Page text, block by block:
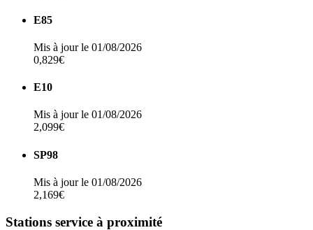
E85
Mis à jour le 01/08/2026
0,829€
E10
Mis à jour le 01/08/2026
2,099€
SP98
Mis à jour le 01/08/2026
2,169€
Stations service à proximité